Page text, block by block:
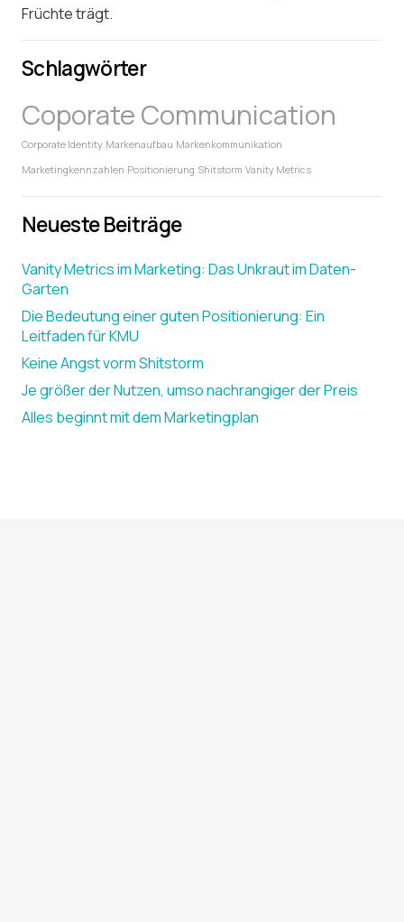
Früchte trägt.
Schlagwörter
Coporate Communication
Corporate Identity Markenaufbau Markenkommunikation
Marketingkennzahlen Positionierung Shitstorm Vanity Metrics
Neueste Beiträge
Vanity Metrics im Marketing: Das Unkraut im Daten-
Garten
Die Bedeutung einer guten Positionierung: Ein
Leitfaden für KMU
Keine Angst vorm Shitstorm
Je größer der Nutzen, umso nachrangiger der Preis
Alles beginnt mit dem Marketingplan